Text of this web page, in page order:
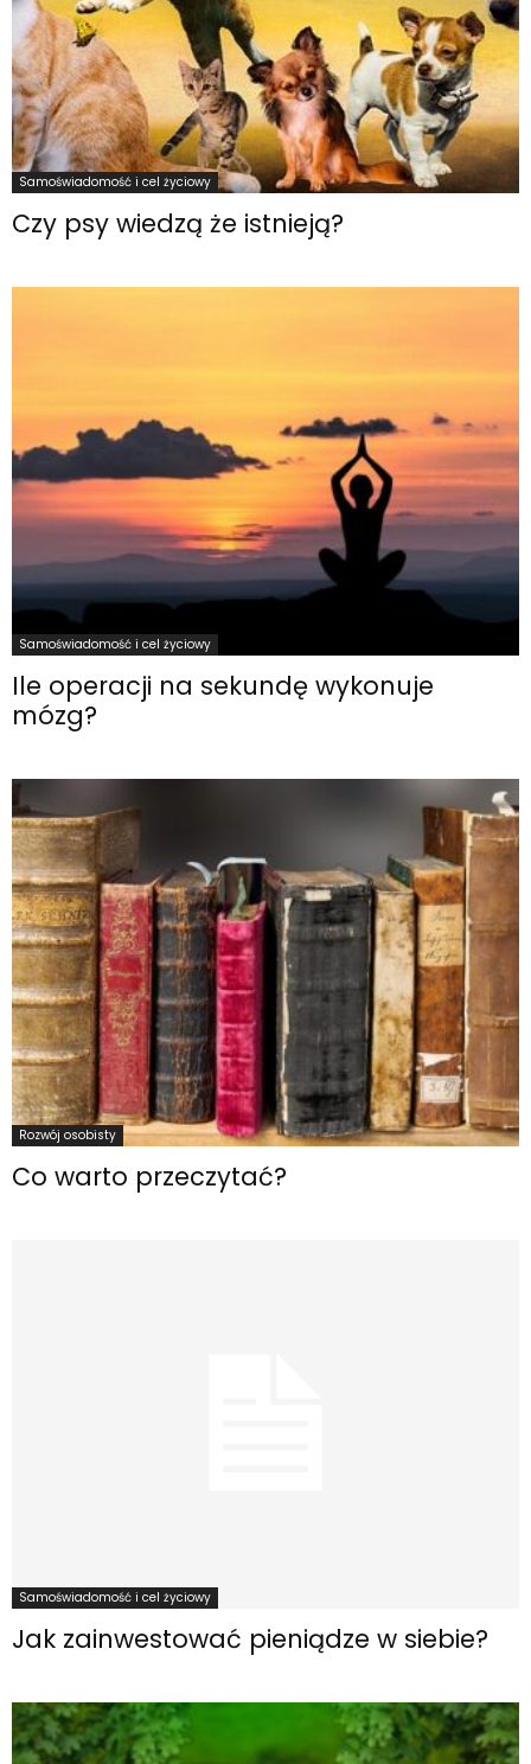
Samoświadomość i cel życiowy
Czy psy wiedzą że istnieją?
Samoświadomość i cel życiowy
Ile operacji na sekundę wykonuje
mózg?
Rozwój osobisty
Co warto przeczytać?
Samoświadomość i cel życiowy
Jak zainwestować pieniądze w siebie?